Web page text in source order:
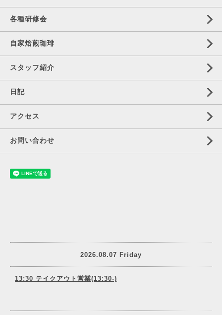
各種研修会
自家焙煎珈琲
スタッフ紹介
日記
アクセス
お問い合わせ
2026.08.07 Friday
13:30 テイクアウト営業(13:30-)